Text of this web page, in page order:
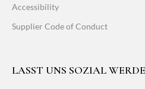
Accessibility
Supplier Code of Conduct
LASST UNS SOZIAL